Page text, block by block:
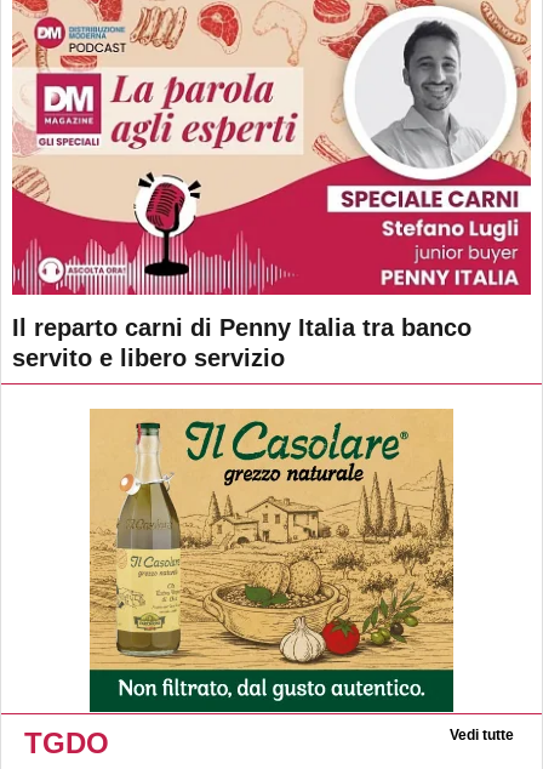
Il reparto carni di Penny Italia tra banco
servito e libero servizio
TGDO Vedi tutte